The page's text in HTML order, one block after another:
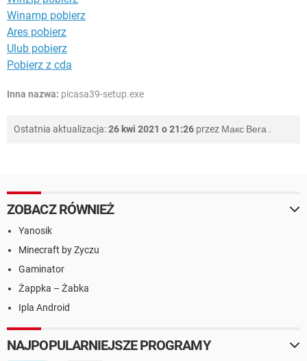
Winamp pobierz
Ares pobierz
Ulub pobierz
Pobierz z cda
Inna nazwa: picasa39-setup.exe
Ostatnia aktualizacja:26 kwi 2021 o 21:26 przez Макс Вега .
ZOBACZ RÓWNIEŻ
Yanosik
Minecraft by Zyczu
Gaminator
Żappka – Żabka
Ipla Android
NAJPOPULARNIEJSZE PROGRAMY